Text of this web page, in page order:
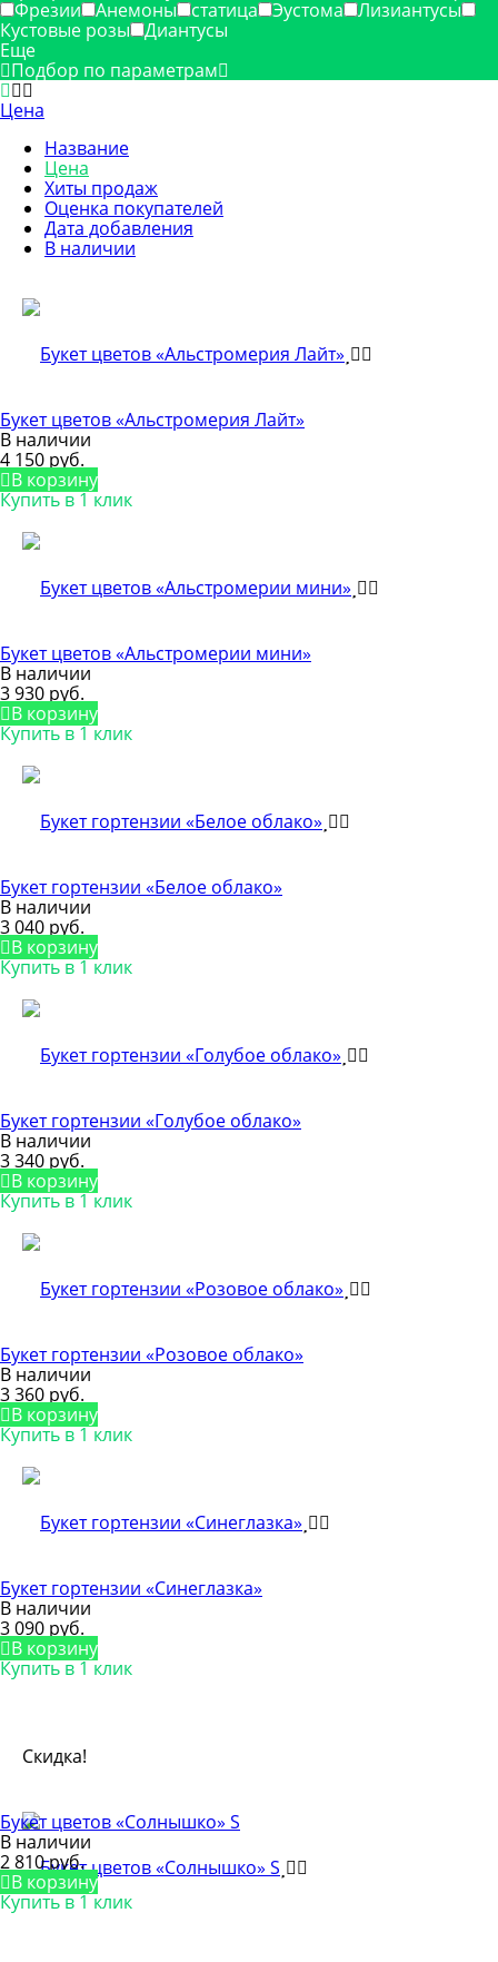
Фрезии
Анемоны статица Эустома
Лизиантусы
Кустовые розы
Диантусы
Еще
Подбор по параметрам
Цена
Название
Цена
Хиты продаж
Оценка покупателей
Дата добавления
В наличии
Букет цветов «Альстромерия Лайт»
В наличии
4 150 руб.
В корзину
Купить в 1 клик
Букет цветов «Альстромерии мини»
В наличии
3 930 руб.
В корзину
Купить в 1 клик
Букет гортензии «Белое облако»
В наличии
3 040 руб.
В корзину
Купить в 1 клик
Букет гортензии «Голубое облако»
В наличии
3 340 руб.
В корзину
Купить в 1 клик
Букет гортензии «Розовое облако»
В наличии
3 360 руб.
В корзину
Купить в 1 клик
Букет гортензии «Синеглазка»
В наличии
3 090 руб.
В корзину
Купить в 1 клик
Скидка!
Букет цветов «Солнышко» S
В наличии
2 810 руб.
В корзину
Купить в 1 клик